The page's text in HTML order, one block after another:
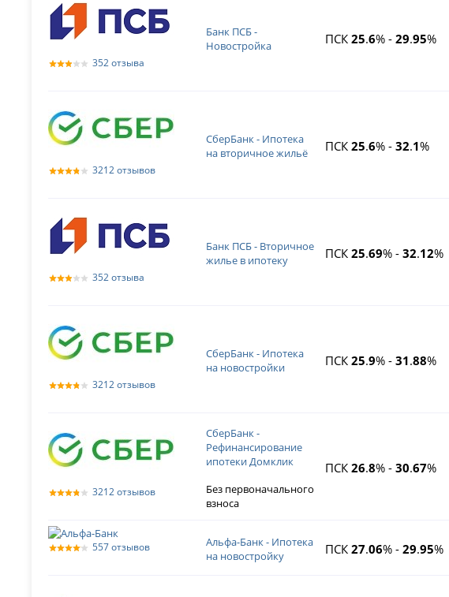
352 отзыва
Банк ПСБ -
Новостройка
ПСК 25.6% - 29.95%
3212 отзывов
СберБанк - Ипотека
на вторичное жильё
ПСК 25.6% - 32.1%
352 отзыва
Банк ПСБ - Вторичное
жилье в ипотеку
ПСК 25.69% - 32.12%
3212 отзывов
СберБанк - Ипотека
на новостройки
ПСК 25.9% - 31.88%
3212 отзывов
СберБанк -
Рефинансирование
ипотеки Домклик
Без первоначального
взноса
ПСК 26.8% - 30.67%
557 отзывов
Альфа-Банк - Ипотека
на новостройку
ПСК 27.06% - 29.95%